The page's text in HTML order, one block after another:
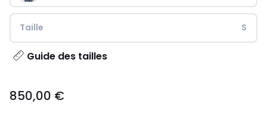
Taille S
Guide des tailles
€.
850,00 €